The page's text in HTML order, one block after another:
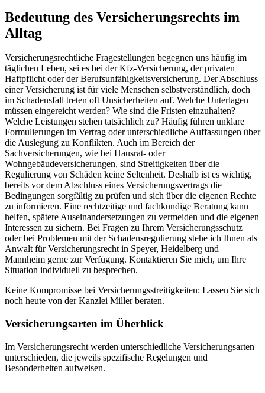
Bedeutung des Versicherungsrechts im
Alltag
Versicherungsrechtliche Fragestellungen begegnen uns häufig im
täglichen Leben, sei es bei der Kfz-Versicherung, der privaten
Haftpflicht oder der Berufsunfähigkeitsversicherung. Der Abschluss
einer Versicherung ist für viele Menschen selbstverständlich, doch
im Schadensfall treten oft Unsicherheiten auf. Welche Unterlagen
müssen eingereicht werden? Wie sind die Fristen einzuhalten?
Welche Leistungen stehen tatsächlich zu? Häufig führen unklare
Formulierungen im Vertrag oder unterschiedliche Auffassungen über
die Auslegung zu Konflikten. Auch im Bereich der
Sachversicherungen, wie bei Hausrat- oder
Wohngebäudeversicherungen, sind Streitigkeiten über die
Regulierung von Schäden keine Seltenheit. Deshalb ist es wichtig,
bereits vor dem Abschluss eines Versicherungsvertrags die
Bedingungen sorgfältig zu prüfen und sich über die eigenen Rechte
zu informieren. Eine rechtzeitige und fachkundige Beratung kann
helfen, spätere Auseinandersetzungen zu vermeiden und die eigenen
Interessen zu sichern. Bei Fragen zu Ihrem Versicherungsschutz
oder bei Problemen mit der Schadensregulierung stehe ich Ihnen als
Anwalt für Versicherungsrecht in Speyer, Heidelberg und
Mannheim gerne zur Verfügung. Kontaktieren Sie mich, um Ihre
Situation individuell zu besprechen.
Keine Kompromisse bei Versicherungsstreitigkeiten: Lassen Sie sich
noch heute von der Kanzlei Miller beraten.
Versicherungsarten im Überblick
Im Versicherungsrecht werden unterschiedliche Versicherungsarten
unterschieden, die jeweils spezifische Regelungen und
Besonderheiten aufweisen.